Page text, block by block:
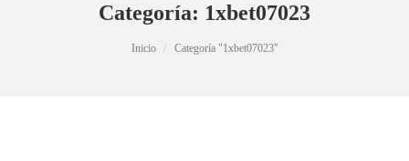
Categoría: 1xbet07023
Inicio Categoría "1xbet07023"